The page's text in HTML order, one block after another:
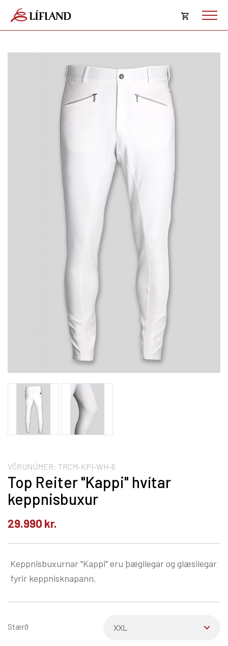
Opna
Karfan þín
Karfan er tóm.
VÖRUNÚMER: TRCM-KPI-WH-6
Top Reiter "Kappi" hvítar
keppnisbuxur
29.990 kr.
Keppnisbuxurnar "Kappi" eru þægilegar og glæsilegar
fyrir keppnisknapann.
Stærð